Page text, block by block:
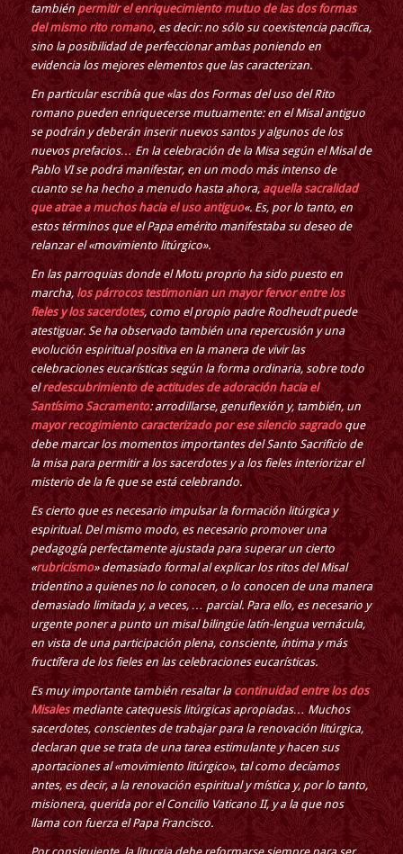
tambiénpermitir el enriquecimiento mutuo de las dos formas
del mismo rito romano, es decir: no sólo su coexistencia pacífica,
sino la posibilidad de perfeccionar ambas poniendo en
evidencia los mejores elementos que las caracterizan.
En particular escribía que «las dos Formas del uso del Rito
romano pueden enriquecerse mutuamente: en el Misal antiguo
se podrán y deberán inserir nuevos santos y algunos de los
nuevos prefacios… En la celebración de la Misa según el Misal de
Pablo VI se podrá manifestar, en un modo más intenso de
cuanto se ha hecho a menudo hasta ahora, aquella sacralidad
que atrae a muchos hacia el uso antiguo«. Es, por lo tanto, en
estos términos que el Papa emérito manifestaba su deseo de
relanzar el «movimiento litúrgico».
En las parroquias donde el Motu proprio ha sido puesto en
marcha,los párrocos testimonian un mayor fervor entre los
fieles y los sacerdotes, como el propio padre Rodheudt puede
atestiguar. Se ha observado también una repercusión y una
evolución espiritual positiva en la manera de vivir las
celebraciones eucarísticas según la forma ordinaria, sobre todo
elredescubrimiento de actitudes de adoración hacia el
Santísimo Sacramento: arrodillarse, genuflexión y, también, un
mayor recogimiento caracterizado por ese silencio sagradoque
debe marcar los momentos importantes del Santo Sacrificio de
la misa para permitir a los sacerdotes y a los fieles interiorizar el
misterio de la fe que se está celebrando.
Es cierto que es necesario impulsar la formación litúrgica y
espiritual. Del mismo modo, es necesario promover una
pedagogía perfectamente ajustada para superar un cierto
«rubricismo» demasiado formal al explicar los ritos del Misal
tridentino a quienes no lo conocen, o lo conocen de una manera
demasiado limitada y, a veces, … parcial. Para ello, es necesario y
urgente poner a punto un misal bilingüe latín-lengua vernácula,
en vista de una participación plena, consciente, íntima y más
fructífera de los fieles en las celebraciones eucarísticas.
Es muy importante también resaltar lacontinuidad entre los dos
Misalesmediante catequesis litúrgicas apropiadas… Muchos
sacerdotes, conscientes de trabajar para la renovación litúrgica,
declaran que se trata de una tarea estimulante y hacen sus
aportaciones al «movimiento litúrgico», tal como decíamos
antes, es decir, a la renovación espiritual y mística y, por lo tanto,
misionera, querida por el Concilio Vaticano II, y a la que nos
llama con fuerza el Papa Francisco.